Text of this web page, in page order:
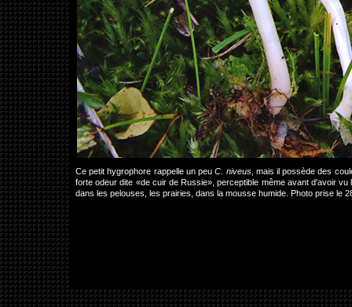
Ce petit hygrophore rappelle un peuC. niveus, mais il possède des
forte odeur dite «de cuir de Russie», perceptible même avant d'avoir
dans les pelouses, les prairies, dans la mousse humide. Photo prise le